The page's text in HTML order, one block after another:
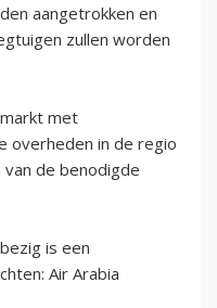
aangetrokken en
zullen worden
met
overheden in de regio
de benodigde
is een
Air Arabia